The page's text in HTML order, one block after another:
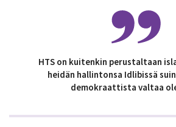
HTS on kuitenkin perustaltaan
heidän hallintonsa Idlibissä
demokraattista valtaa